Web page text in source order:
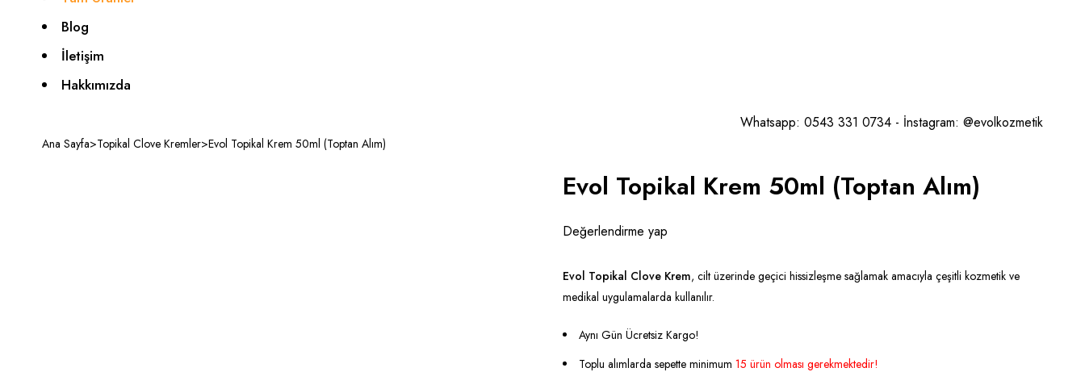
Blog
İletişim
Hakkımızda
Whatsapp: 0543 331 0734 - İnstagram: @evolkozmetik
Ana Sayfa>Topikal Clove Kremler>Evol Topikal Krem 50ml (Toptan Alım)
Evol Topikal Krem 50ml (Toptan Alım)
Değerlendirme yap
Evol Topikal Clove Krem, cilt üzerinde geçici hissizleşme sağlamak amacıyla çeşitli kozmetik ve
medikal uygulamalarda kullanılır.
Aynı Gün Ücretsiz Kargo!
Toplu alımlarda sepette minimum 15 ürün olması gerekmektedir!